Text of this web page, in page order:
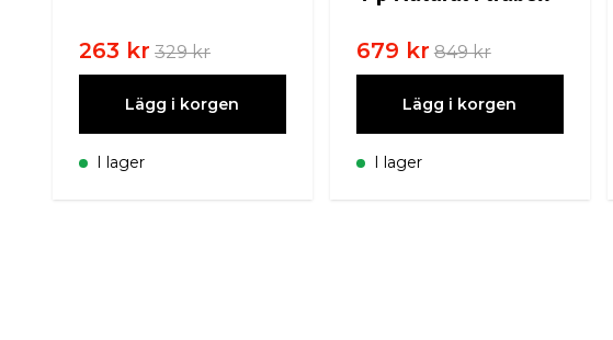
263 kr 329 kr
Lägg i korgen
I lager
679 kr 849 kr
Lägg i korgen
I lager